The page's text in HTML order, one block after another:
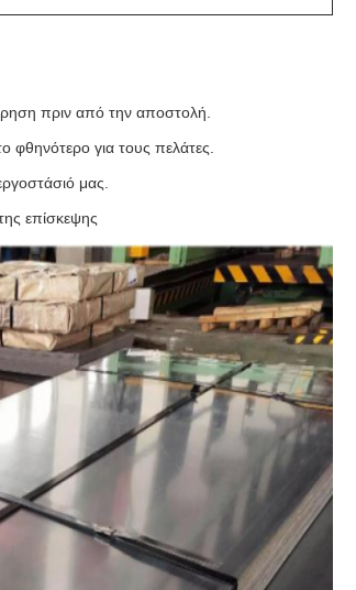
πριν από την αποστολή.
φθηνότερο για τους πελάτες.
μας.
επίσκεψης